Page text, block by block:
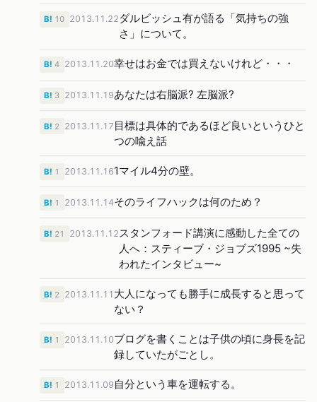
2013.11.22 ダルビッシュ有が語る「気持ちの強
さ」について。
B! 10
2013.11.20幸せはお金では買えないけれど・・・
B! 4
2013.11.19あなたは右脳派? 左脳派?
B! 3
2013.11.17 目標は具体的であるほど良いというひと
つの喩え話
B! 2
2013.11.161マイル4分の壁。
B! 1
2013.11.14そのライフハックは何のため？
B! 1
2013.11.12 スタンフォード講演に感動した全ての
人へ：スティーブ・ジョブズ1995 ~失
われたインタビュー~
B! 21
2013.11.11 大人になっても勝手に成長すると思って
ない？
B! 2
2013.11.10ブログを書くことは子供の頃に身長を記
録していたがごとし。
B! 1
2013.11.09 自分という車を運転する。
B! 1